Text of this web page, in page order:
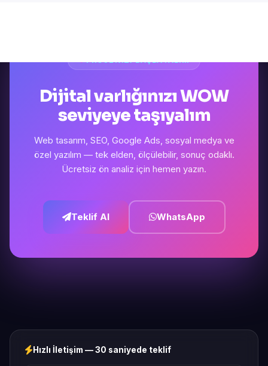
Dijital varlığınızı WOW
seviyeye taşıyalım
Web tasarım, SEO, Google Ads, sosyal medya ve
özel yazılım — tek elden, ölçülebilir, sonuç odaklı.
Ücretsiz ön analiz için hemen yazın.
Teklif Al WhatsApp
Hızlı İletişim — 30 saniyede teklif